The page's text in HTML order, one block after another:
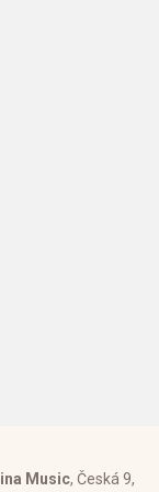
Music, Česká 9,